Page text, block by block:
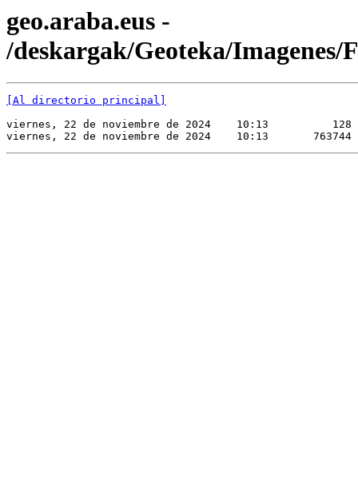
geo.araba.eus -
/deskargak/Geoteka/
[Al directorio principal]
viernes, 22 de noviembre de 2024    10:13          128
viernes, 22 de noviembre de 2024    10:13       763744